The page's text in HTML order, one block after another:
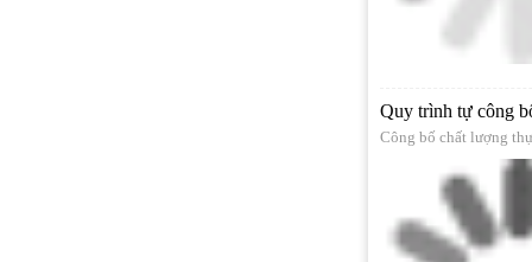
Quy trình tự công
Công bố chất lượng